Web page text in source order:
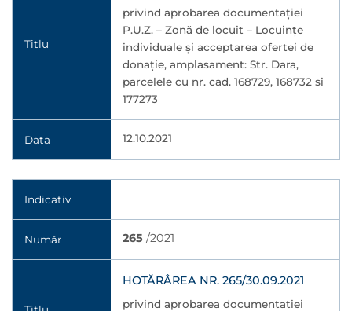
Titlu
privind aprobarea documentației
P.U.Z. – Zonă de locuit – Locuințe
individuale și acceptarea ofertei de
donație, amplasament: Str. Dara,
parcelele cu nr. cad. 168729, 168732 si
177273
Data 12.10.2021
Indicativ
Număr 265 /2021
HOTĂRÂREA NR. 265/30.09.2021
privind aprobarea documentatiei